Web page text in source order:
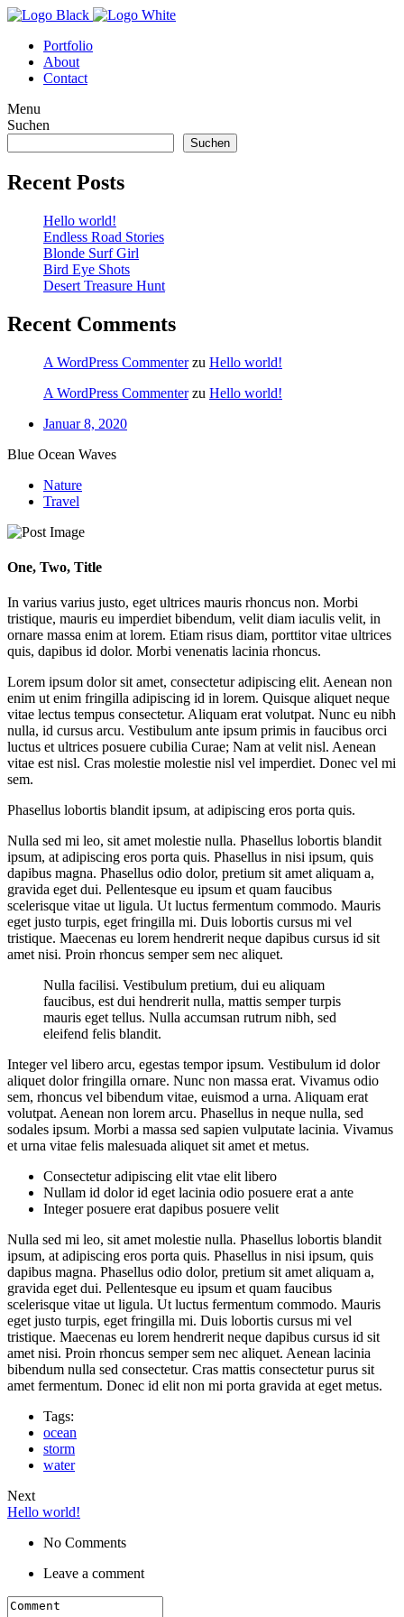
Portfolio
About
Contact
Menu
Suchen
Suchen
Recent Posts
Hello world!
Endless Road Stories
Blonde Surf Girl
Bird Eye Shots
Desert Treasure Hunt
Recent Comments
A WordPress Commenterzu Hello world!
A WordPress Commenterzu Hello world!
Januar 8, 2020
Blue Ocean Waves
Nature
Travel
One, Two, Title
In varius varius justo, eget ultrices mauris rhoncus non. Morbi
tristique, mauris eu imperdiet bibendum, velit diam iaculis velit, in
ornare massa enim at lorem. Etiam risus diam, porttitor vitae ultrices
quis, dapibus id dolor. Morbi venenatis lacinia rhoncus.
Lorem ipsum dolor sit amet, consectetur adipiscing elit. Aenean non
enim ut enim fringilla adipiscing id in lorem. Quisque aliquet neque
vitae lectus tempus consectetur. Aliquam erat volutpat. Nunc eu nibh
nulla, id cursus arcu. Vestibulum ante ipsum primis in faucibus orci
luctus et ultrices posuere cubilia Curae; Nam at velit nisl. Aenean
vitae est nisl. Cras molestie molestie nisl vel imperdiet. Donec vel mi
sem.
Phasellus lobortis blandit ipsum, at adipiscing eros porta quis.
Nulla sed mi leo, sit amet molestie nulla. Phasellus lobortis blandit
ipsum, at adipiscing eros porta quis. Phasellus in nisi ipsum, quis
dapibus magna. Phasellus odio dolor, pretium sit amet aliquam a,
gravida eget dui. Pellentesque eu ipsum et quam faucibus
scelerisque vitae ut ligula. Ut luctus fermentum commodo. Mauris
eget justo turpis, eget fringilla mi. Duis lobortis cursus mi vel
tristique. Maecenas eu lorem hendrerit neque dapibus cursus id sit
amet nisi. Proin rhoncus semper sem nec aliquet.
Nulla facilisi. Vestibulum pretium, dui eu aliquam
faucibus, est dui hendrerit nulla, mattis semper turpis
mauris eget tellus. Nulla accumsan rutrum nibh, sed
eleifend felis blandit.
Integer vel libero arcu, egestas tempor ipsum. Vestibulum id dolor
aliquet dolor fringilla ornare. Nunc non massa erat. Vivamus odio
sem, rhoncus vel bibendum vitae, euismod a urna. Aliquam erat
volutpat. Aenean non lorem arcu. Phasellus in neque nulla, sed
sodales ipsum. Morbi a massa sed sapien vulputate lacinia. Vivamus
et urna vitae felis malesuada aliquet sit amet et metus.
Consectetur adipiscing elit vtae elit libero
Nullam id dolor id eget lacinia odio posuere erat a ante
Integer posuere erat dapibus posuere velit
Nulla sed mi leo, sit amet molestie nulla. Phasellus lobortis blandit
ipsum, at adipiscing eros porta quis. Phasellus in nisi ipsum, quis
dapibus magna. Phasellus odio dolor, pretium sit amet aliquam a,
gravida eget dui. Pellentesque eu ipsum et quam faucibus
scelerisque vitae ut ligula. Ut luctus fermentum commodo. Mauris
eget justo turpis, eget fringilla mi. Duis lobortis cursus mi vel
tristique. Maecenas eu lorem hendrerit neque dapibus cursus id sit
amet nisi. Proin rhoncus semper sem nec aliquet. Aenean lacinia
bibendum nulla sed consectetur. Cras mattis consectetur purus sit
amet fermentum. Donec id elit non mi porta gravida at eget metus.
Tags:
ocean
storm
water
Next
Hello world!
No Comments
Leave a comment